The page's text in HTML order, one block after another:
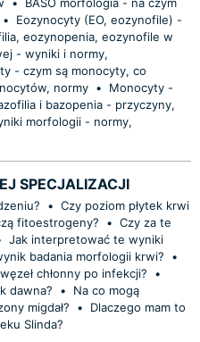
•
Eozynocyty (EO, eozynofile) -
eozynopenia, eozynofile w
- wyniki i normy,
- czym są monocyty, co
normy •
Monocyty -
i bazopenia - przyczyny,
morfologii - normy,
SPECJALIZACJI
• Czy poziom płytek krwi
fitoestrogeny? • Czy za te
Jak interpretować te wyniki
badania morfologii krwi?
•
chłonny po infekcji?
•
dawna?
•
Na co mogą
migdał?
•
Dlaczego mam to
Slinda?